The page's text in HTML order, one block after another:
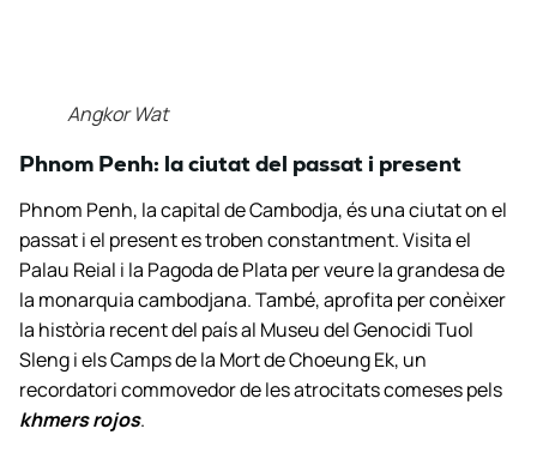
Angkor Wat
Phnom Penh: la ciutat del passat i present
Phnom Penh, la capital de Cambodja, és una ciutat on el
passat i el present es troben constantment. Visita el
Palau Reial i la Pagoda de Plata per veure la grandesa de
la monarquia cambodjana. També, aprofita per conèixer
la història recent del país al Museu del Genocidi Tuol
Sleng i els Camps de la Mort de Choeung Ek, un
recordatori commovedor de les atrocitats comeses pels
khmers rojos.